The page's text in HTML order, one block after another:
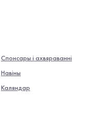
Спонсары і ахвяраванні
Навiны
Каляндар